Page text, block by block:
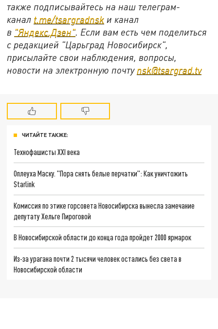
также подписывайтесь на наш телеграм-
канал t.me/tsargradnsk и канал
в "Яндекс.Дзен" . Если вам есть чем поделиться
с редакцией "Царьград Новосибирск",
присылайте свои наблюдения, вопросы,
новости на электронную почту nsk@tsargrad.tv
ЧИТАЙТЕ ТАКЖЕ:
Технофашисты XXI века
Оплеуха Маску. "Пора снять белые перчатки": Как уничтожить
Starlink
Комиссия по этике горсовета Новосибирска вынесла замечание
депутату Хельге Пироговой
В Новосибирской области до конца года пройдет 2000 ярмарок
Из-за урагана почти 2 тысячи человек остались без света в
Новосибирской области